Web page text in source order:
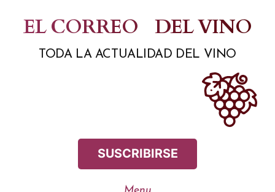
contenido
EL CORREO DEL VINO
TODA LA ACTUALIDAD DEL VINO
SUSCRIBIRSE